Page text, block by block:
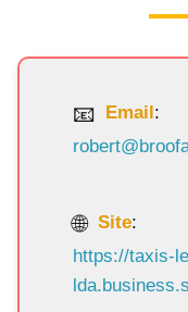
Email:
Site:
https://taxis-